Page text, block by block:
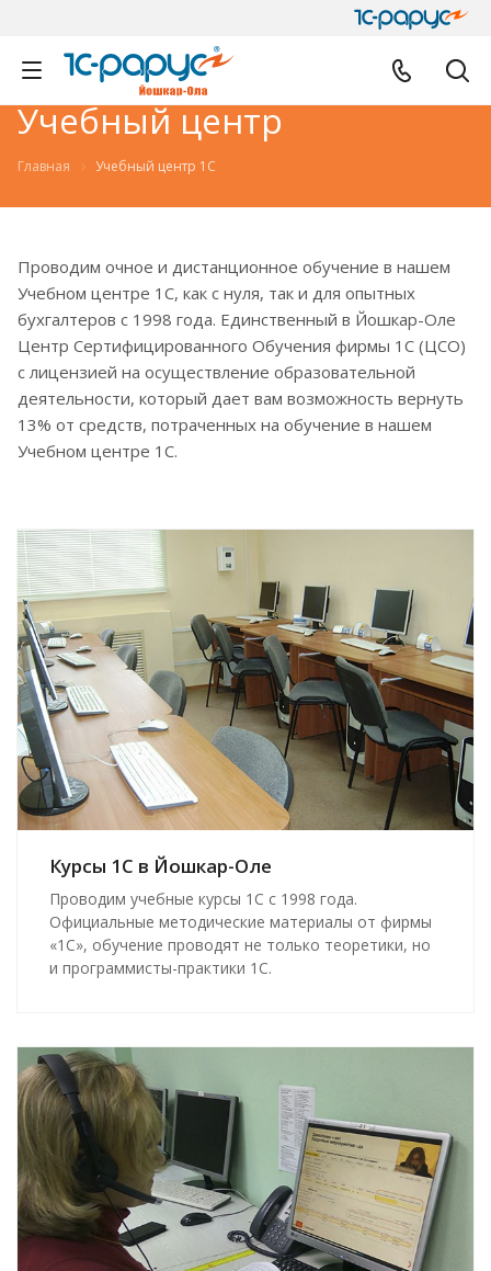
Учебный центр
Главная Учебный центр 1С
Проводим очное и дистанционное обучение в нашем
Учебном центре 1С, как с нуля, так и для опытных
бухгалтеров с 1998 года. Единственный в Йошкар-Оле
Центр Сертифицированного Обучения фирмы 1С (ЦСО)
с лицензией на осуществление образовательной
деятельности, который дает вам возможность вернуть
13% от средств, потраченных на обучение в нашем
Учебном центре 1С.
Курсы 1С в Йошкар-Оле
Проводим учебные курсы 1С с 1998 года.
Официальные методические материалы от фирмы
«1С», обучение проводят не только теоретики, но
и программисты-практики 1С.